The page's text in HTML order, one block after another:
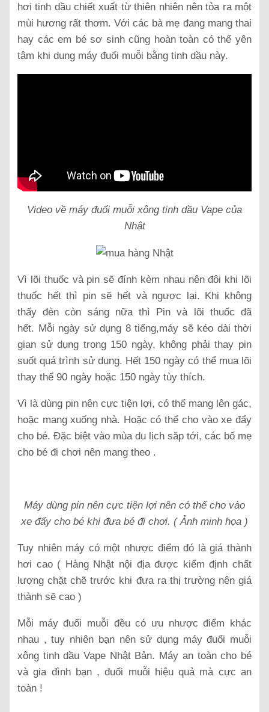
hơi tinh dầu chiết xuất từ thiên nhiên nên tỏa ra một
mùi hương rất thơm. Với các bà mẹ đang mang thai
hay các em bé sơ sinh cũng hoàn toàn có thể yên
tâm khi dung máy đuổi muỗi bằng tinh dầu này.
Video về máy đuổi muỗi xông tinh dầu Vape của
Nhật
Vì lõi thuốc và pin sẽ đính kèm nhau nên đôi khi lõi
thuốc hết thì pin sẽ hết và ngược lại. Khi không
thấy đèn còn sáng nữa thì Pin và lõi thuốc đã
hết. Mỗi ngày sử dụng 8 tiếng,máy sẽ kéo dài thời
gian sử dụng trong 150 ngày, không phải thay pin
suốt quá trình sử dụng. Hết 150 ngày có thể mua lõi
thay thế 90 ngày hoặc 150 ngày tùy thích.
Vì là dùng pin nên cực tiện lợi, có thể mang lên gác,
hoặc mang xuống nhà. Hoặc có thể cho vào xe đẩy
cho bé. Đặc biệt vào mùa du lịch săp tới, các bố mẹ
cho bé đi chơi nên mang theo .
Máy dùng pin nên cực tiện lợi nên có thể cho vào
xe đẩy cho bé khi đưa bé đi chơi. ( Ảnh minh họa )
Tuy nhiên máy có một nhược điểm đó là giá thành
hơi cao ( Hàng Nhật nội địa được kiểm định chất
lượng chặt chẽ trước khi đưa ra thị trường nên giá
thành sẽ cao )
Mỗi máy đuổi muỗi đều có ưu nhược điểm khác
nhau , tuy nhiên bạn nên sử dụng máy đuổi muỗi
xông tinh dầu Vape Nhật Bản. Máy an toàn cho bé
và gia đình bạn , đuổi muỗi hiệu quả mà cực an
toàn !